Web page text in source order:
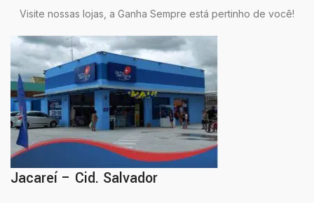
Visite nossas lojas, a Ganha Sempre está pertinho de você!
Jacareí – Cid. Salvador